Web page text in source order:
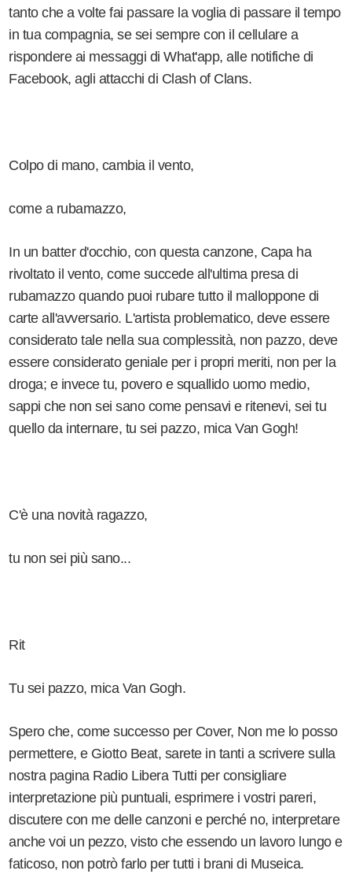
tanto che a volte fai passare la voglia di passare il tempo
in tua compagnia, se sei sempre con il cellulare a
rispondere ai messaggi di What'app, alle notifiche di
Facebook, agli attacchi di Clash of Clans.
Colpo di mano, cambia il vento,
come a rubamazzo,
In un batter d'occhio, con questa canzone, Capa ha
rivoltato il vento, come succede all'ultima presa di
rubamazzo quando puoi rubare tutto il malloppone di
carte all'avversario. L'artista problematico, deve essere
considerato tale nella sua complessità, non pazzo, deve
essere considerato geniale per i propri meriti, non per la
droga; e invece tu, povero e squallido uomo medio,
sappi che non sei sano come pensavi e ritenevi, sei tu
quello da internare, tu sei pazzo, mica Van Gogh!
C'è una novità ragazzo,
tu non sei più sano...
Rit
Tu sei pazzo, mica Van Gogh.
Spero che, come successo per Cover, Non me lo posso
permettere, e Giotto Beat, sarete in tanti a scrivere sulla
nostra pagina Radio Libera Tutti per consigliare
interpretazione più puntuali, esprimere i vostri pareri,
discutere con me delle canzoni e perché no, interpretare
anche voi un pezzo, visto che essendo un lavoro lungo e
faticoso, non potrò farlo per tutti i brani di Museica.